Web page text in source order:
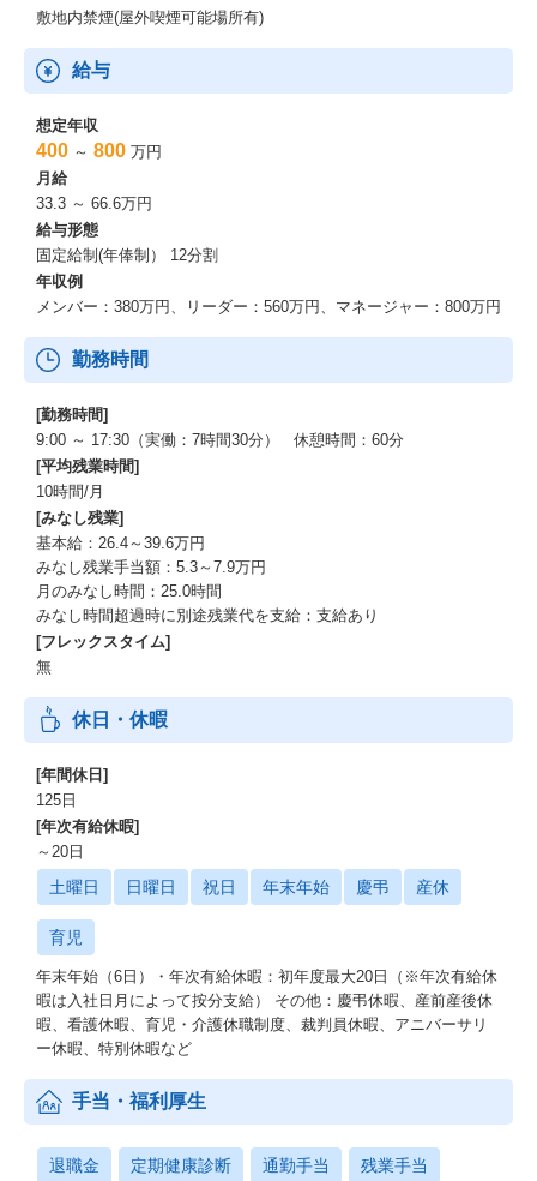
当求人では日本国内大手企業様インフラ基盤の構築をご担当いた
だき、大規模インフラの構築および設計思想のご経験を積んでい
ただけます。
応募者の皆様には、ネットワーク、セキュリティに関する熱意と
ポテンシャルを重視しており、エンジニアとして積極的にステッ
プアップに取り組む意欲のある方々からのご応募をお待ちしてお
ります。
新しいメンバーとして私たちと一緒にチャレンジしてみません
か。
敷地内禁煙(屋外喫煙可能場所有)
給与
想定年収
400 ～ 800 万円
月給
33.3 ～ 66.6万円
給与形態
固定給制(年俸制） 12分割
年収例
メンバー：380万円、リーダー：560万円、マネージャー：800万円
勤務時間
[勤務時間]
9:00 ～ 17:30（実働：7時間30分） 休憩時間：60分
[平均残業時間]
10時間/月
[みなし残業]
基本給：26.4～39.6万円
みなし残業手当額：5.3～7.9万円
月のみなし時間：25.0時間
みなし時間超過時に別途残業代を支給：支給あり
[フレックスタイム]
無
休日・休暇
[年間休日]
125日
[年次有給休暇]
～20日
土曜日 日曜日 祝日 年末年始 慶弔 産休
育児
年末年始（6日）・年次有給休暇：初年度最大20日（※年次有給休
暇は入社日月によって按分支給） その他：慶弔休暇、産前産後休
暇、看護休暇、育児・介護休職制度、裁判員休暇、アニバーサリ
ー休暇、特別休暇など
手当・福利厚生
退職金 定期健康診断 通勤手当 残業手当